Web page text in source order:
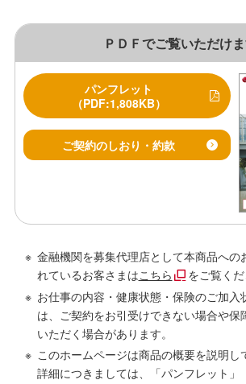
ＰＤＦでご覧いただけ
パンフレット
（PDF:1,808KB）
ご契約のしおり・約款
金融機関を募集代理店として本商品への
れているお客さまはこちら
をご覧くだ
お仕事の内容・健康状態・保険のご加入
は、ご契約をお引受けできない場合や保
いただく場合があります。
このホームページは商品の概要を説明し
詳細につきましては、「パンフレット」